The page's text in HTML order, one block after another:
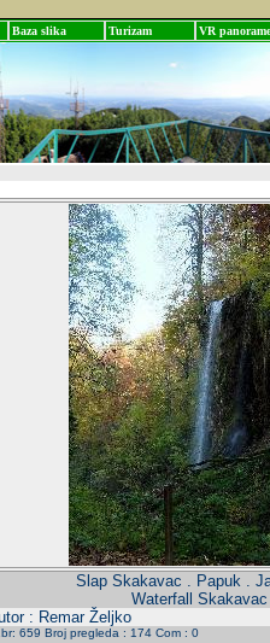
Baza slika Turizam VR panorame
Slap Skakavac . Papuk .
Waterfall
: Remar Željko
659 Broj pregleda : 174 Com : 0